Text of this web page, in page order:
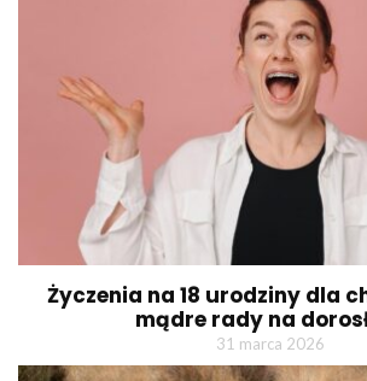
Życzenia na 18 urodziny dla
mądre rady na
31 marca 2026